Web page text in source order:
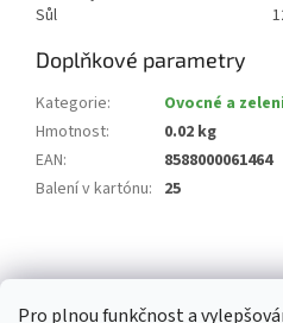
Pro plnou funkčnost a
Sůl
Doplňkové parametry
Kategorie:
Ovocné a
Hmotnost:
0.02 kg
EAN:
8588000061464
Balení v kartónu: 25
á